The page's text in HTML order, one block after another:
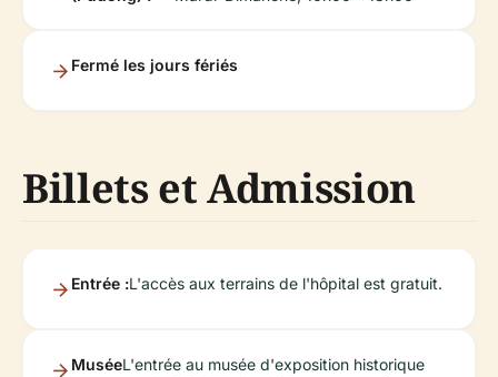
Fermé les jours fériés
Billets et Admission
Entrée :L'accès aux terrains de l'hôpital est gratuit.
MuséeL'entrée au musée d'exposition historique